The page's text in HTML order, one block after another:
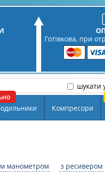
Готівкова, при
шукати
Компресори
манометром з ресивером